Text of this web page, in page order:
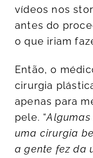
vídeos nos
antes do
o que iriam
Então, o
cirurgia
apenas para
pele. “Algumas
uma cirurgia
a gente fez da